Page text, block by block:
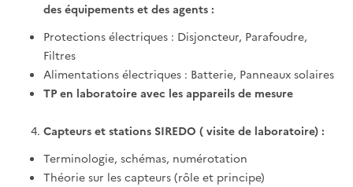
des équipements et des agents :
Protections électriques : Disjoncteur, Parafoudre,
Filtres
Alimentations électriques : Batterie, Panneaux solaires
TP en laboratoire avec les appareils de mesure
Capteurs et stations SIREDO ( visite de laboratoire) :
Terminologie, schémas, numérotation
Théorie sur les capteurs (rôle et principe)